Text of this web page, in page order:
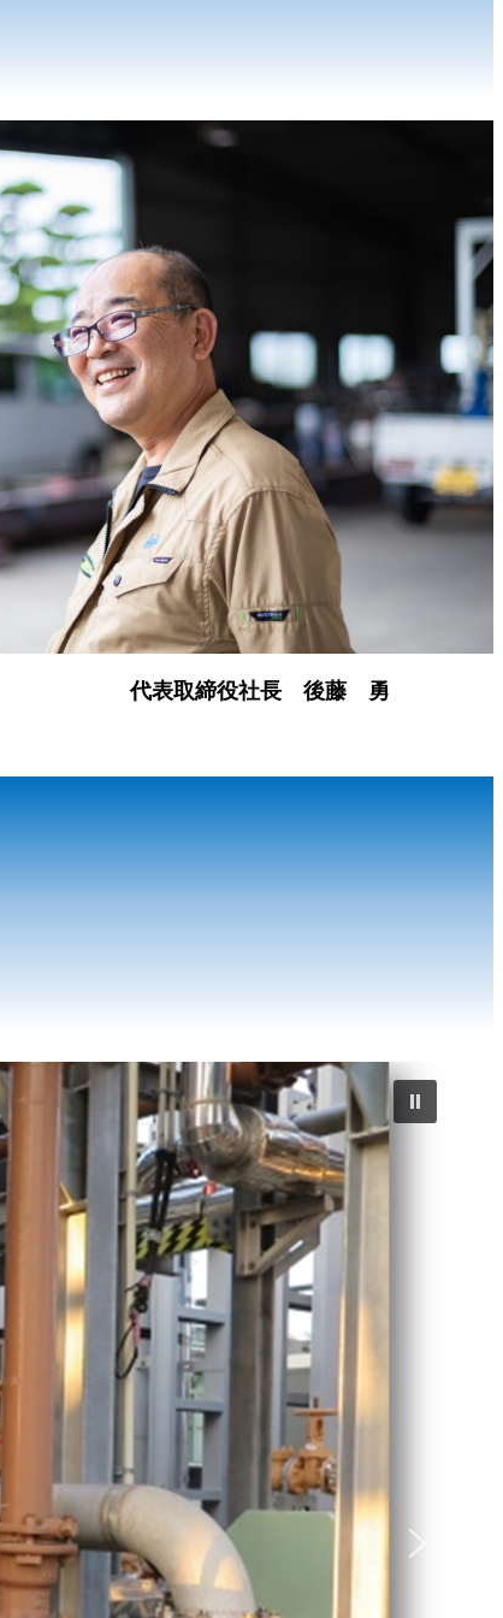
代表取締役社長 後藤 勇